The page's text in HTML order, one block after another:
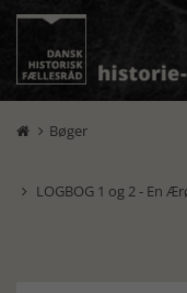
 Bøger
 LOGBOG 1 og 2 - En